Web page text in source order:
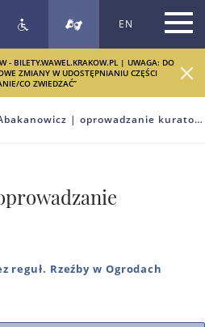
SZUKAJ EN
- BILETY.WAWEL.KRAKOW.PL | UWAGA: DO
ZMIANY W UDOSTĘPNIANIU CZĘŚCI
CO ZWIEDZAĆ”
Abakanowicz | oprowadzanie kuratorskie
reguł. Rzeźby w Ogrodach